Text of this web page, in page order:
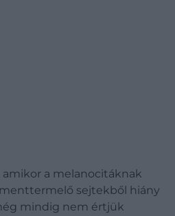
amikor a melanocitáknak
sejtekből hiány
mindig nem értjük